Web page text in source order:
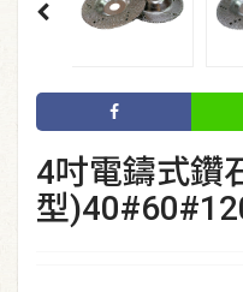
4吋電鑄式鑽
型